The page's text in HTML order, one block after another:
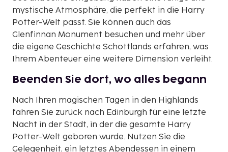
mystische Atmosphäre, die perfekt in die Harry
Potter-Welt passt. Sie können auch das
Glenfinnan Monument besuchen und mehr über
die eigene Geschichte Schottlands erfahren, was
Ihrem Abenteuer eine weitere Dimension verleiht.
Beenden Sie dort, wo alles begann
Nach Ihren magischen Tagen in den Highlands
fahren Sie zurück nach Edinburgh für eine letzte
Nacht in der Stadt, in der die gesamte Harry
Potter-Welt geboren wurde. Nutzen Sie die
Gelegenheit, ein letztes Abendessen in einem